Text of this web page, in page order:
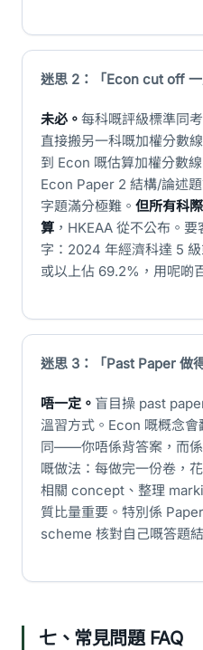
迷思 2：「Econ cut off 一
未必。 每科嘅評級標準同
直接搬另一科嘅加權分數
到 Econ 嘅估算加權分數
Econ Paper 2 結構/論述
字題滿分極難。 但所有科
算 ，HKEAA 從不公布。
字：2024 年經濟科達 5
或以上佔 69.2%，用呢啲
迷思 3：「Past Paper 做
唔一定。 盲目操 past
溫習方式。Econ 嘅概念
同——你唔係背答案，而
嘅做法：每做完一份卷，
相關 concept、整理
質比量重要。特別係
scheme 核對自己嘅答題
七、常見問題 FAQ